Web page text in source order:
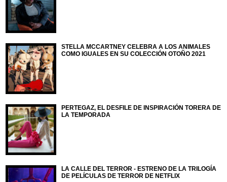
STELLA MCCARTNEY CELEBRA A LOS ANIMALES
COMO IGUALES EN SU COLECCIÓN OTOÑO 2021
PERTEGAZ, EL DESFILE DE INSPIRACIÓN TORERA DE
LA TEMPORADA
LA CALLE DEL TERROR - ESTRENO DE LA TRILOGÍA
DE PELÍCULAS DE TERROR DE NETFLIX